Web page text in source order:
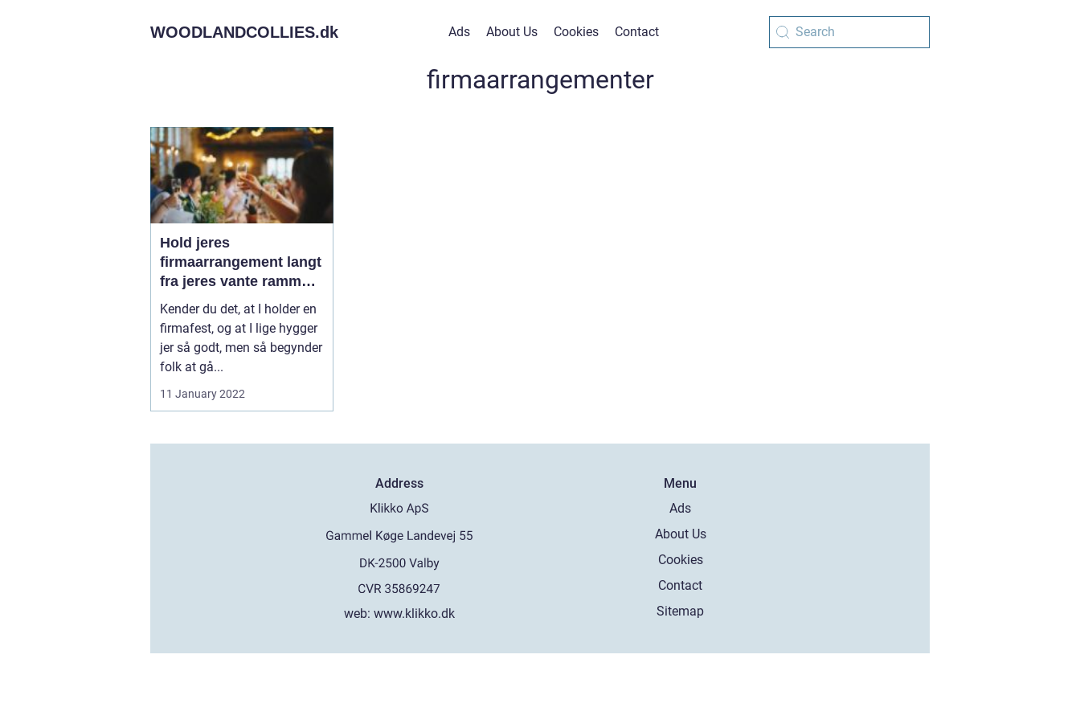
WOODLANDCOLLIES.dk Ads About Us Cookies Contact
firmaarrangementer
Hold jeres
firmaarrangement langt
fra jeres vante rammer
og kom tættere på
kollegerne
Kender du det, at I holder en
firmafest, og at I lige hygger
jer så godt, men så begynder
folk at gå...
11 January 2022
Address
web:www.klikko.dk
Menu
Ads
About Us
Cookies
Contact
Sitemap